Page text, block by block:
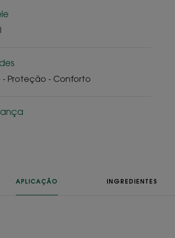
- Proteção - Conforto
APLICAÇÃO INGREDIENTES